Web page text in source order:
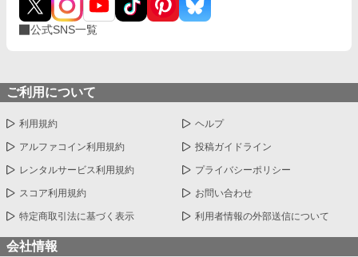
公式SNS一覧
ご利用について
利用規約 ヘルプ
アルファコイン利用規約 投稿ガイドライン
レンタルサービス利用規約 プライバシーポリシー
スコア利用規約 お問い合わせ
特定商取引法に基づく表示 利用者情報の外部送信について
会社情報